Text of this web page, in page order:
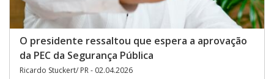
O presidente ressaltou que espera a aprovação
da PEC da Segurança Pública
Ricardo Stuckert/ PR - 02.04.2026